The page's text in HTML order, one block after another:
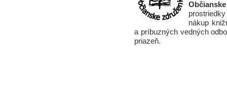
nákup
a príbuzných vedných
priazeň.